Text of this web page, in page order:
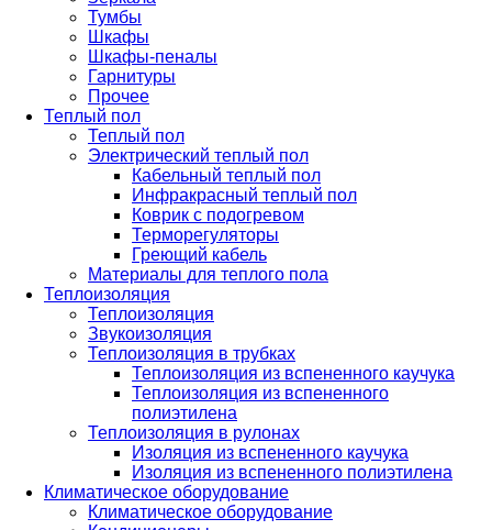
Тумбы
Шкафы
Шкафы-пеналы
Гарнитуры
Прочее
Теплый пол
Теплый пол
Электрический теплый пол
Кабельный теплый пол
Инфракрасный теплый пол
Коврик с подогревом
Терморегуляторы
Греющий кабель
Материалы для теплого пола
Теплоизоляция
Теплоизоляция
Звукоизоляция
Теплоизоляция в трубках
Теплоизоляция из вспененного каучука
Теплоизоляция из вспененного
полиэтилена
Теплоизоляция в рулонах
Изоляция из вспененного каучука
Изоляция из вспененного полиэтилена
Климатическое оборудование
Климатическое оборудование